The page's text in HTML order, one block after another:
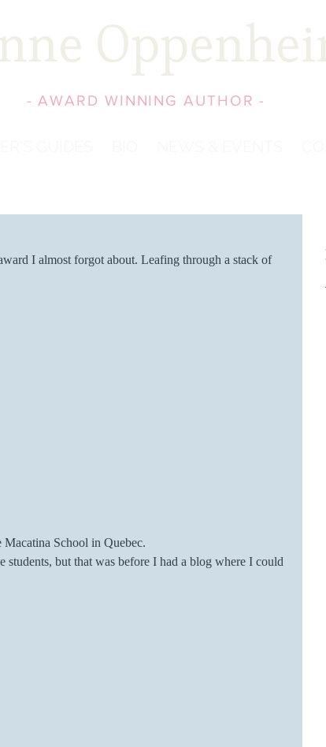
- AWARD WINNING AUTHOR -
I almost forgot about. Leafing through a stack of
School in Quebec.
but that was before I had a blog where I could